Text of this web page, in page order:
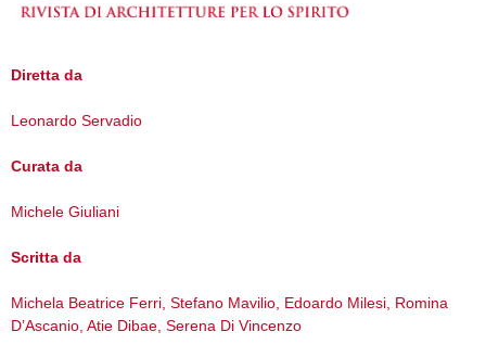
Diretta da
Leonardo Servadio
Curata da
Michele Giuliani
Scritta da
Michela Beatrice Ferri, Stefano Mavilio, Edoardo Milesi, Romina
D’Ascanio, Atie Dibae, Serena Di Vincenzo